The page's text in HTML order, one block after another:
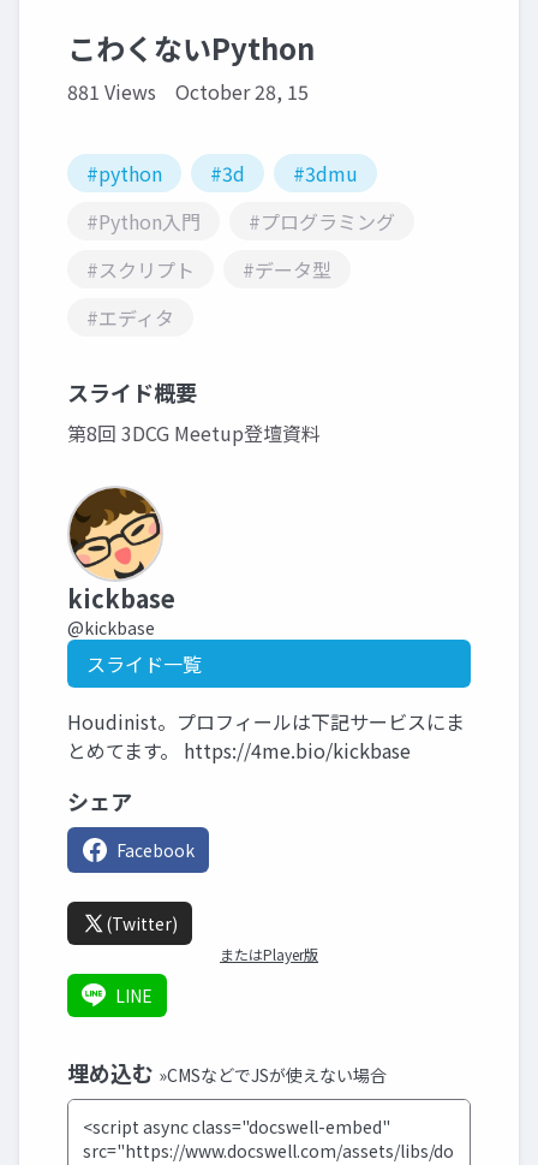
こわくないPython
881 Views October 28, 15
#python #3d
#3dmu
#Python入門
#プログラミング
#スクリプト
#データ型
#エディタ
スライド概要
第8回 3DCG Meetup登壇資料
kickbase
@kickbase
スライド一覧
Houdinist。プロフィールは下記サービスにま
とめてます。 https://4me.bio/kickbase
シェア
Facebook
(Twitter)
またはPlayer版
LINE
埋め込む »CMSなどでJSが使えない場合